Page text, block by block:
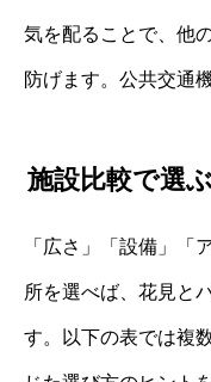
気を配ることで、他
防げます。公共交通
施設比較で選
「広さ」「設備」「
所を選べば、花見と
す。以下の表では複